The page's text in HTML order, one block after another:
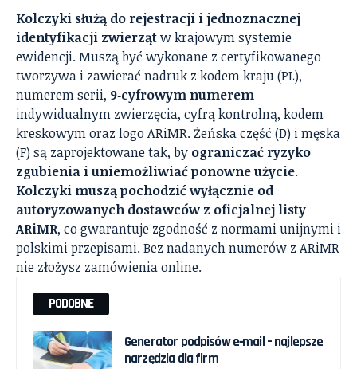
Kolczyki służą do rejestracji i jednoznacznej
identyfikacji zwierzątw krajowym systemie
ewidencji. Muszą być wykonane z certyfikowanego
tworzywa i zawierać nadruk z kodem kraju (PL),
numerem serii, 9‑cyfrowym numerem
indywidualnym zwierzęcia, cyfrą kontrolną, kodem
kreskowym oraz logo ARiMR. Żeńska część (D) i męska
(F) są zaprojektowane tak, by ograniczać ryzyko
zgubienia i uniemożliwiać ponowne użycie.
Kolczyki muszą pochodzić wyłącznie od
autoryzowanych dostawców z oficjalnej listy
ARiMR, co gwarantuje zgodność z normami unijnymi i
polskimi przepisami. Bez nadanych numerów z ARiMR
nie złożysz zamówienia online.
PODOBNE
Generator podpisów e‑mail – najlepsze
narzędzia dla firm